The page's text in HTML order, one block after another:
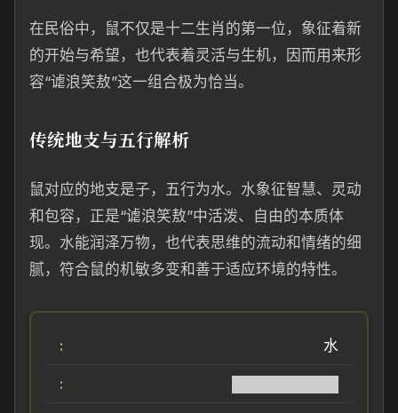
在民俗中，鼠不仅是十二生肖的第一位，象征着新
的开始与希望，也代表着灵活与生机，因而用来形
容“谑浪笑敖”这一组合极为恰当。
传统地支与五行解析
鼠对应的地支是子，五行为水。水象征智慧、灵动
和包容，正是“谑浪笑敖”中活泼、自由的本质体
现。水能润泽万物，也代表思维的流动和情绪的细
腻，符合鼠的机敏多变和善于适应环境的特性。
水